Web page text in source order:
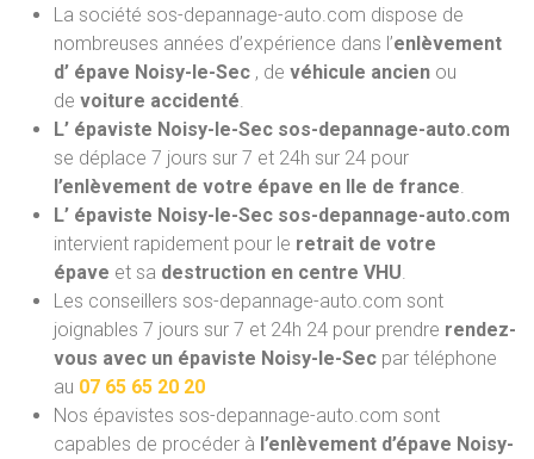
La société sos-depannage-auto.com dispose de
nombreuses années d’expérience dans l’enlèvement
d’ épave Noisy-le-Sec , de véhicule ancien ou
de voiture accidenté.
L’ épaviste Noisy-le-Sec sos-depannage-auto.com
se déplace 7 jours sur 7 et 24h sur 24 pour
l’enlèvement de votre épave en Ile de france.
L’ épaviste Noisy-le-Sec sos-depannage-auto.com
intervient rapidement pour le retrait de votre
épave et sa destruction en centre VHU.
Les conseillers sos-depannage-auto.com sont
joignables 7 jours sur 7 et 24h 24 pour prendre rendez-
vous avec un épaviste Noisy-le-Sec par téléphone
au 07 65 65 20 20
Nos épavistes sos-depannage-auto.com sont
capables de procéder à l’enlèvement d’épave Noisy-